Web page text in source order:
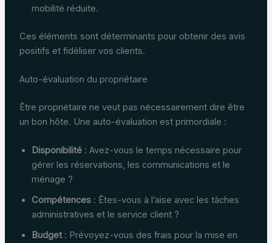
mobilité réduite.
Ces éléments sont déterminants pour obtenir des avis
positifs et fidéliser vos clients.
Auto-évaluation du propriétaire
Être propriétaire ne veut pas nécessairement dire être
un bon hôte. Une auto-évaluation est primordiale :
Disponibilité: Avez-vous le temps nécessaire pour
gérer les réservations, les communications et le
ménage ?
Compétences: Êtes-vous à l’aise avec les tâches
administratives et le service client ?
Budget: Prévoyez-vous des frais pour la mise en